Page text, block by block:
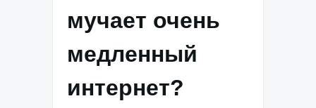
мучает очень
медленный
интернет?